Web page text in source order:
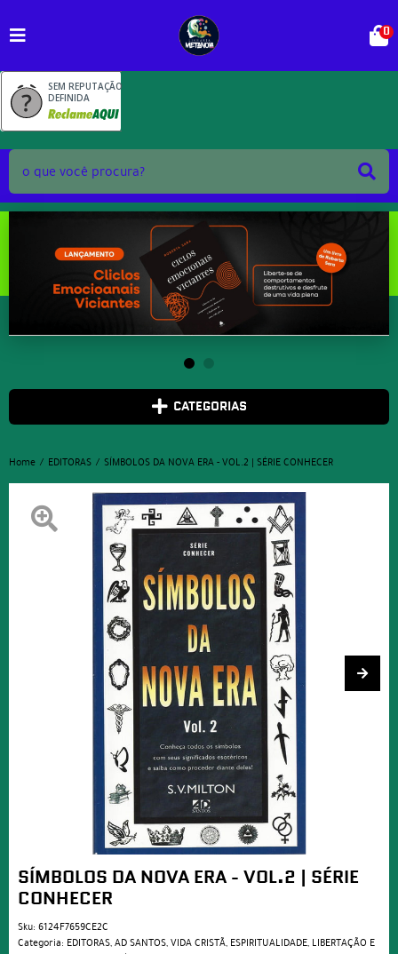
SEM REPUTAÇÃO
DEFINIDA
0
CATEGORIAS
Home EDITORAS SÍMBOLOS DA NOVA ERA - VOL.2 | SÉRIE CONHECER
SÍMBOLOS DA NOVA ERA - VOL.2 | SÉRIE
CONHECER
Sku: 6124F7659CE2C
Categoria: EDITORAS,AD SANTOS,VIDA CRISTÃ, ESPIRITUALIDADE, LIBERTAÇÃO E